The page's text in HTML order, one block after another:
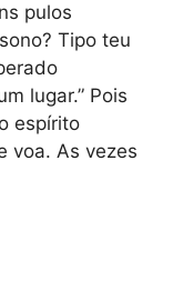
pulos
Tipo teu
lugar.” Pois
espírito
voa. As vezes